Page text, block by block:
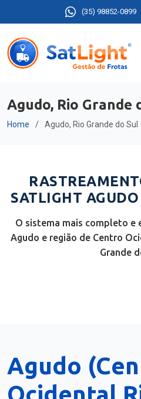
(35) 98852-0899
Agudo, Rio Grande
Home Agudo, Rio Grande do Sul
SATLIGHT AGUDO
O sistema mais completo e
Agudo e região de Centro
Grande
Agudo